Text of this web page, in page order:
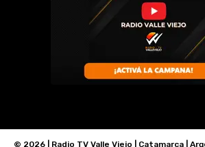
© 2026 | Radio TV Valle Viejo | Catamarca |